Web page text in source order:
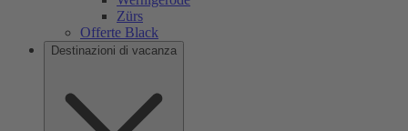
Zürs
Offerte Black
Destinazioni di vacanza